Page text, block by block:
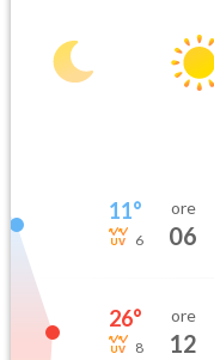
11°
6
ore
06
26°
8
ore
12